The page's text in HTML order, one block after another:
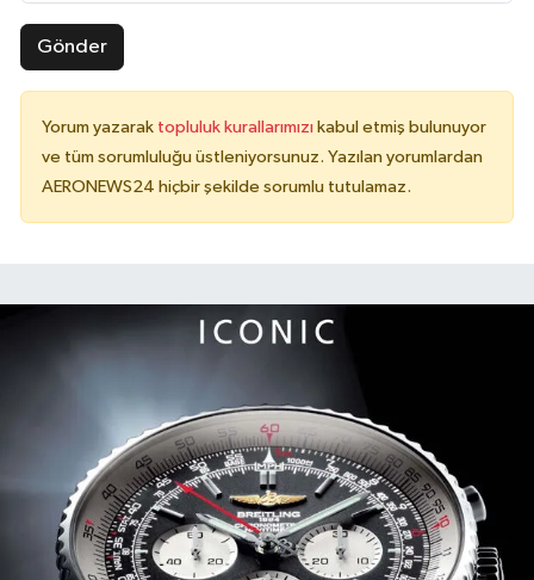
Gönder
Yorum yazarak topluluk kurallarımızı kabul etmiş bulunuyor
ve tüm sorumluluğu üstleniyorsunuz. Yazılan yorumlardan
AERONEWS24 hiçbir şekilde sorumlu tutulamaz.